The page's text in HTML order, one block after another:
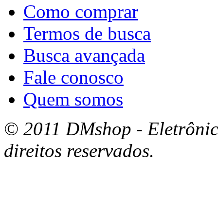
Como comprar
Termos de busca
Busca avançada
Fale conosco
Quem somos
© 2011 DMshop -
direitos reservados.